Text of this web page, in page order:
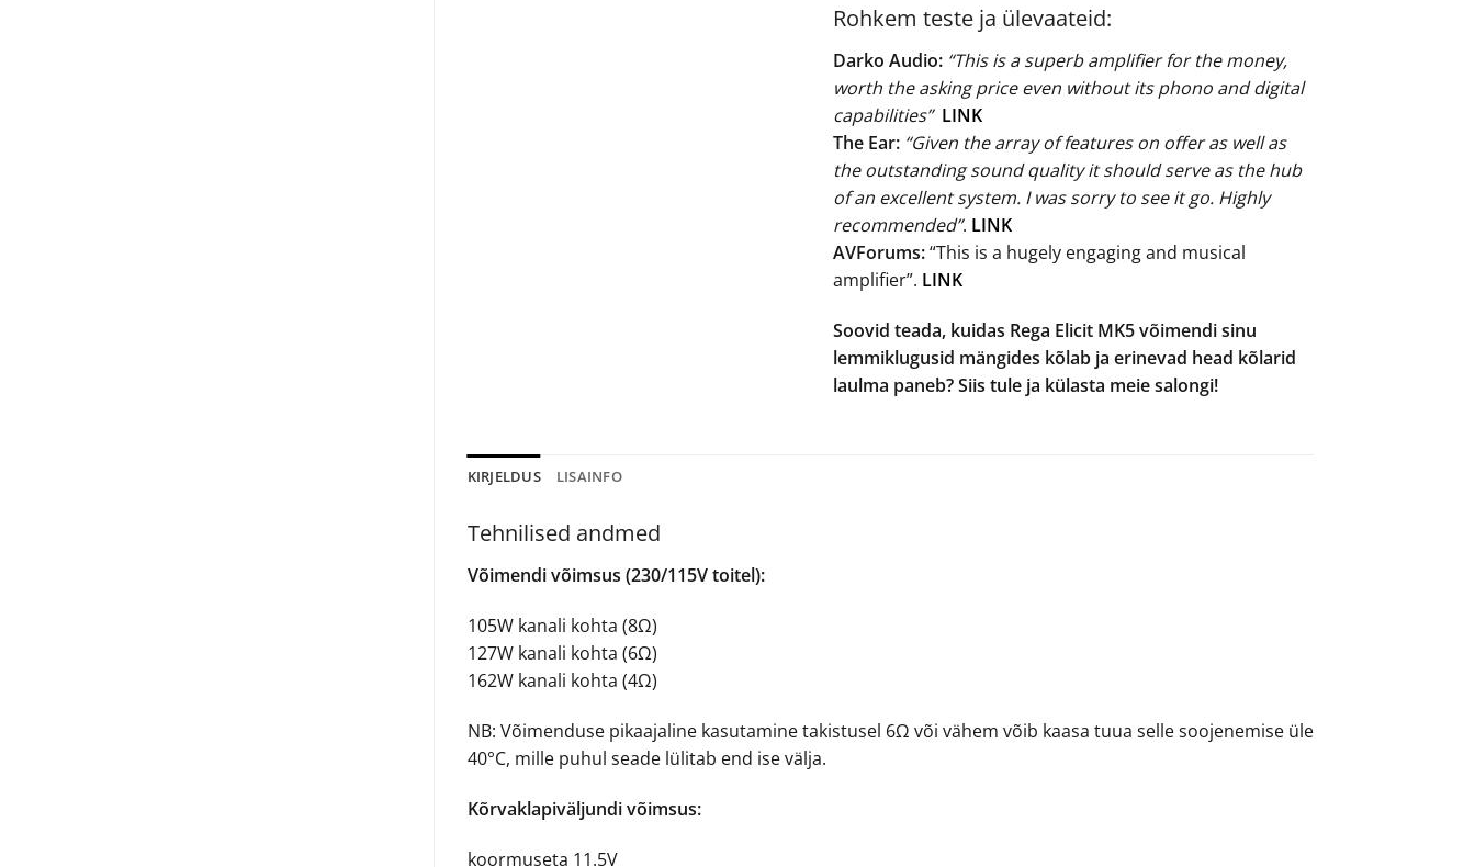
Rohkem teste ja ülevaateid:
Darko Audio: “This is a superb amplifier for the money,
worth the asking price even without its phono and digital
capabilities” LINK
The Ear: “Given the array of features on offer as well as
the outstanding sound quality it should serve as the hub
of an excellent system. I was sorry to see it go. Highly
recommended”. LINK
AVForums:“This is a hugely engaging and musical
amplifier”. LINK
Soovid teada, kuidas Rega Elicit MK5 võimendi sinu
lemmiklugusid mängides kõlab ja erinevad head kõlarid
laulma paneb? Siis tule ja külasta meie salongi!
KIRJELDUS LISAINFO
Tehnilised andmed
Võimendi võimsus (230/115V toitel):
105W kanali kohta (8Ω)
127W kanali kohta (6Ω)
162W kanali kohta (4Ω)
NB: Võimenduse pikaajaline kasutamine takistusel 6Ω või vähem võib kaasa tuua selle soojenemise üle
40°C, mille puhul seade lülitab end ise välja.
Kõrvaklapiväljundi võimsus:
koormuseta 11.5V